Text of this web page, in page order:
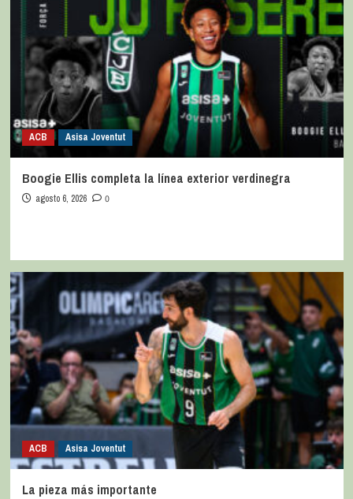
ACB Asisa Joventut
Boogie Ellis completa la línea exterior verdinegra
agosto 6, 2026 0
ACB Asisa Joventut
La pieza más importante